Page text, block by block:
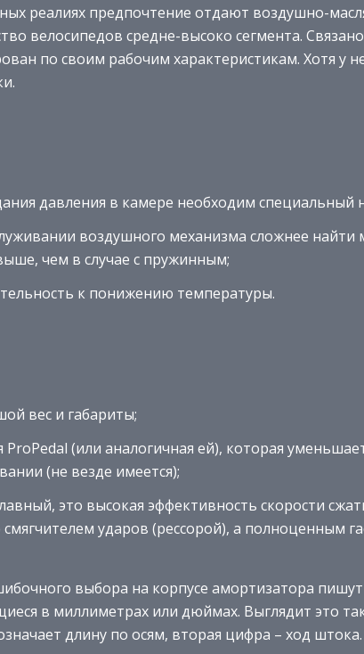
реалиях предпочтение отдают воздушно-
велосипедов средне-высоко сегмента.
по своим рабочим характеристикам. Хотя у
давления в камере необходим специальный
воздушного механизма сложнее найти
чем в случае с пружинным;
к понижению температуры.
вес и габариты;
ProPedal (или аналогичная ей), которая
(не везде имеется);
это высокая эффективность скорости
смягчителем ударов (рессорой), а полноценным
выбора на корпусе амортизатора
в миллиметрах или дюймах. Выглядит это
длину по осям, вторая цифра – ход штока.